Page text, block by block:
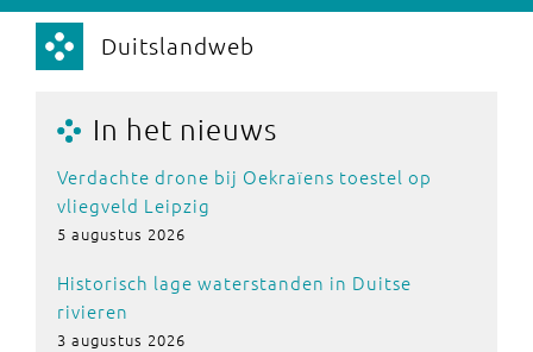
Duitslandweb
In het nieuws
Verdachte drone bij Oekraïens toestel op
vliegveld Leipzig
5 augustus 2026
Historisch lage waterstanden in Duitse
rivieren
3 augustus 2026